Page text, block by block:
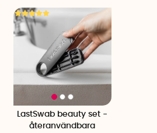
LastSwab beauty set -
återanvändbara